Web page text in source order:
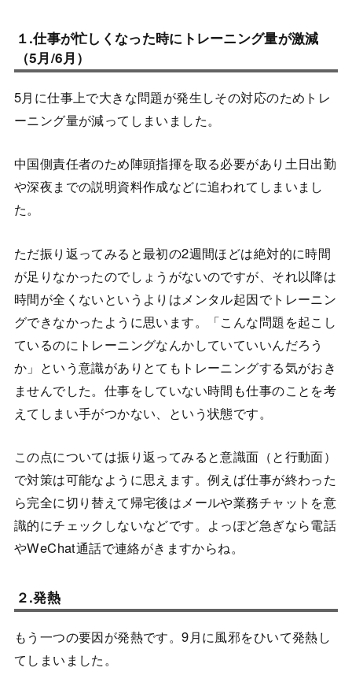
１.仕事が忙しくなった時にトレーニング量が激減
（5月/6月）
5月に仕事上で大きな問題が発生しその対応のためトレ
ーニング量が減ってしまいました。
中国側責任者のため陣頭指揮を取る必要があり土日出勤
や深夜までの説明資料作成などに追われてしまいまし
た。
ただ振り返ってみると最初の2週間ほどは絶対的に時間
が足りなかったのでしょうがないのですが、それ以降は
時間が全くないというよりはメンタル起因でトレーニン
グできなかったように思います。「こんな問題を起こし
ているのにトレーニングなんかしていていいんだろう
か」という意識がありとてもトレーニングする気がおき
ませんでした。仕事をしていない時間も仕事のことを考
えてしまい手がつかない、という状態です。
この点については振り返ってみると意識面（と行動面）
で対策は可能なように思えます。例えば仕事が終わった
ら完全に切り替えて帰宅後はメールや業務チャットを意
識的にチェックしないなどです。よっぽど急ぎなら電話
やWeChat通話で連絡がきますからね。
２.発熱
もう一つの要因が発熱です。9月に風邪をひいて発熱し
てしまいました。